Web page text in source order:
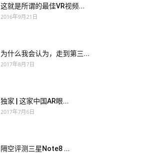
这就是所谓的最佳VR视频...
2016年9月21日
为什么我会认为，走到第三...
2017年8月7日
独家 | 这家中国AR眼...
2017年7月6日
隔空评测三星Note8 ...